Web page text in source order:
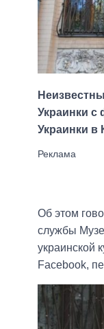
Украинки c
Украинки в
Об этом
службы
украинской
Facebook,